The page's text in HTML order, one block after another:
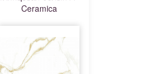
Ceramica